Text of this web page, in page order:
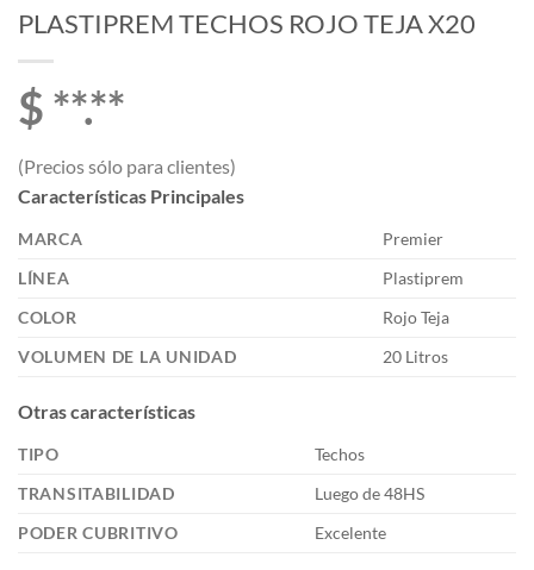
PLASTIPREM TECHOS ROJO TEJA X20
$ **.**
(Precios sólo para clientes)
Características Principales
MARCA
Premier
LÍNEA
Plastiprem
COLOR
Rojo Teja
VOLUMEN DE LA UNIDAD
20 Litros
Otras características
TIPO
Techos
TRANSITABILIDAD
Luego de 48HS
PODER CUBRITIVO
Excelente